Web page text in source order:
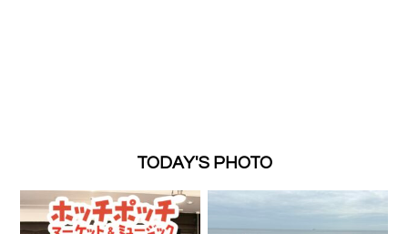
TODAY'S PHOTO